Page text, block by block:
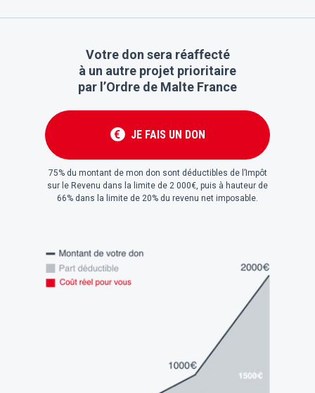
Votre don sera réaffecté
à un autre projet prioritaire
par l’Ordre de Malte France
€ JE FAIS UN DON
75% du montant de mon don sont déductibles de l’Impôt
sur le Revenu dans la limite de 2 000€, puis à hauteur de
66% dans la limite de 20% du revenu net imposable.